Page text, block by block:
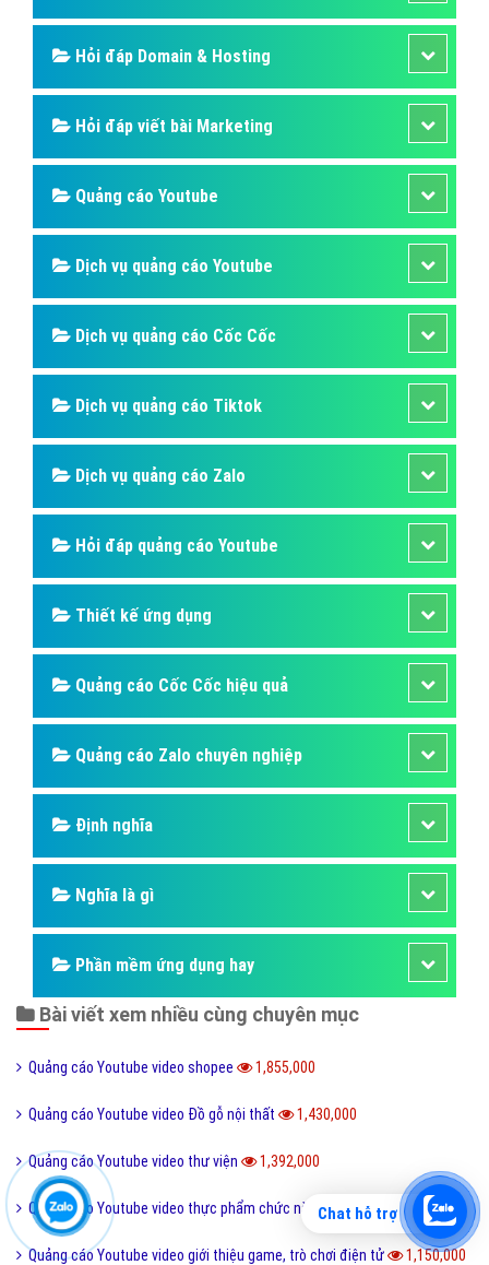
Hỏi đáp Domain & Hosting
Hỏi đáp viết bài Marketing
Quảng cáo Youtube
Dịch vụ quảng cáo Youtube
Dịch vụ quảng cáo Cốc Cốc
Dịch vụ quảng cáo Tiktok
Dịch vụ quảng cáo Zalo
Hỏi đáp quảng cáo Youtube
Thiết kế ứng dụng
Quảng cáo Cốc Cốc hiệu quả
Quảng cáo Zalo chuyên nghiệp
Định nghĩa
Nghĩa là gì
Phần mềm ứng dụng hay
Bài viết xem nhiều cùng chuyên mục
Quảng cáo Youtube video shopee 1,855,000
Quảng cáo Youtube video Đồ gỗ nội thất 1,430,000
Quảng cáo Youtube video thư viện 1,392,000
Quảng cáo Youtube video thực phẩm chức năng 1,385,000
Quảng cáo Youtube video giới thiệu game, trò chơi điện tử 1,150,000
Chat hỗ trợ